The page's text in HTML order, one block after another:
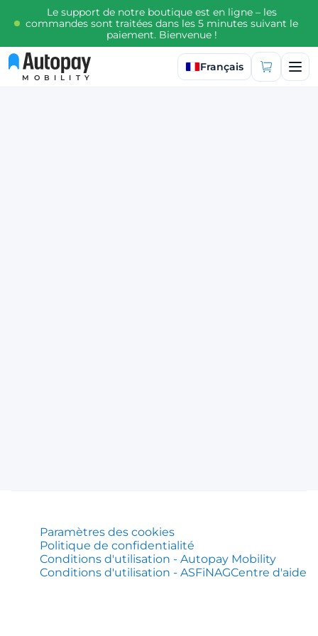
Le support de notre boutique est en ligne – les
commandes sont traitées dans les 5 minutes suivant le
paiement. Bienvenue !
MOBILITY
Sélectionner la langue
Français
Paramètres des cookies
Politique de confidentialité
Conditions d'utilisation - Autopay Mobility
Conditions d'utilisation - ASFiNAGCentre d'aide